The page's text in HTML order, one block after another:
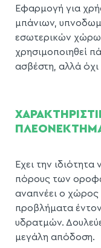
Εφαρμογή για
μπάνιων,
εσωτερικών
χρησιμοποιηθεί
ασβέστη, αλλά όχι
Έχει την ιδιότητα
πόρους των
αναπνέει ο χώρος
προβλήματα
υδρατμών.
μεγάλη απόδοση.